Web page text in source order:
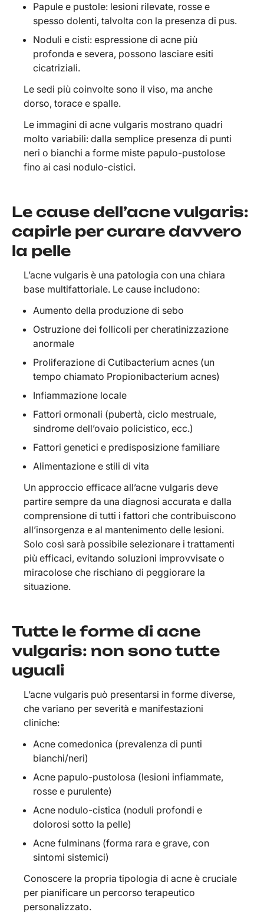
Papule e pustole: lesioni rilevate, rosse e
spesso dolenti, talvolta con la presenza di pus.
Noduli e cisti: espressione di acne più
profonda e severa, possono lasciare esiti
cicatriziali.
Le sedi più coinvolte sono il viso, ma anche
dorso, torace e spalle.
Le immagini di acne vulgaris mostrano quadri
molto variabili: dalla semplice presenza di punti
neri o bianchi a forme miste papulo-pustolose
fino ai casi nodulo-cistici.
Le cause dell’acne vulgaris:
capirle per curare davvero
la pelle
L’acne vulgaris è una patologia con una chiara
base multifattoriale. Le cause includono:
Aumento della produzione di sebo
Ostruzione dei follicoli per cheratinizzazione
anormale
Proliferazione di Cutibacterium acnes (un
tempo chiamato Propionibacterium acnes)
Infiammazione locale
Fattori ormonali (pubertà, ciclo mestruale,
sindrome dell’ovaio policistico, ecc.)
Fattori genetici e predisposizione familiare
Alimentazione e stili di vita
Un approccio efficace all’acne vulgaris deve
partire sempre da una diagnosi accurata e dalla
comprensione di tutti i fattori che contribuiscono
all’insorgenza e al mantenimento delle lesioni.
Solo così sarà possibile selezionare i trattamenti
più efficaci, evitando soluzioni improvvisate o
miracolose che rischiano di peggiorare la
situazione.
Tutte le forme di acne
vulgaris: non sono tutte
uguali
L’acne vulgaris può presentarsi in forme diverse,
che variano per severità e manifestazioni
cliniche:
Acne comedonica (prevalenza di punti
bianchi/neri)
Acne papulo-pustolosa (lesioni infiammate,
rosse e purulente)
Acne nodulo-cistica (noduli profondi e
dolorosi sotto la pelle)
Acne fulminans (forma rara e grave, con
sintomi sistemici)
Conoscere la propria tipologia di acne è cruciale
per pianificare un percorso terapeutico
personalizzato.